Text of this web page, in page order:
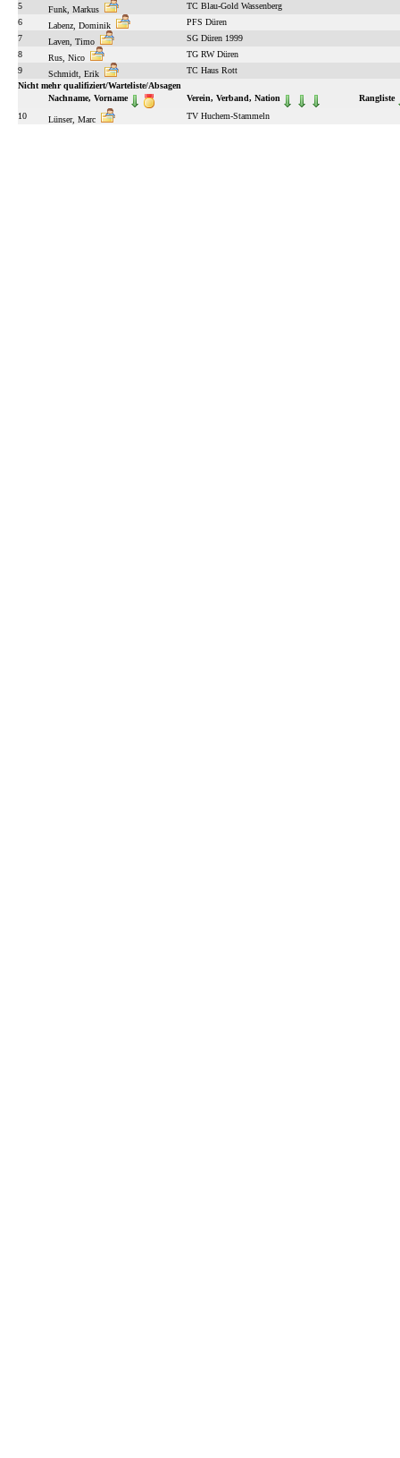
5
Funk, Markus
TC Blau-Gold Wassenberg
6
Labenz, Dominik
PFS Düren
7
Laven, Timo
SG Düren 1999
8
Rus, Nico
TG RW Düren
9
Schmidt, Erik
TC Haus Rott
Nicht mehr qualifiziert/Warteliste/Absagen
Nachname, Vorname
Verein, Verband, Nation
Rangliste
10
Lünser, Marc TV Huchem-Stammeln